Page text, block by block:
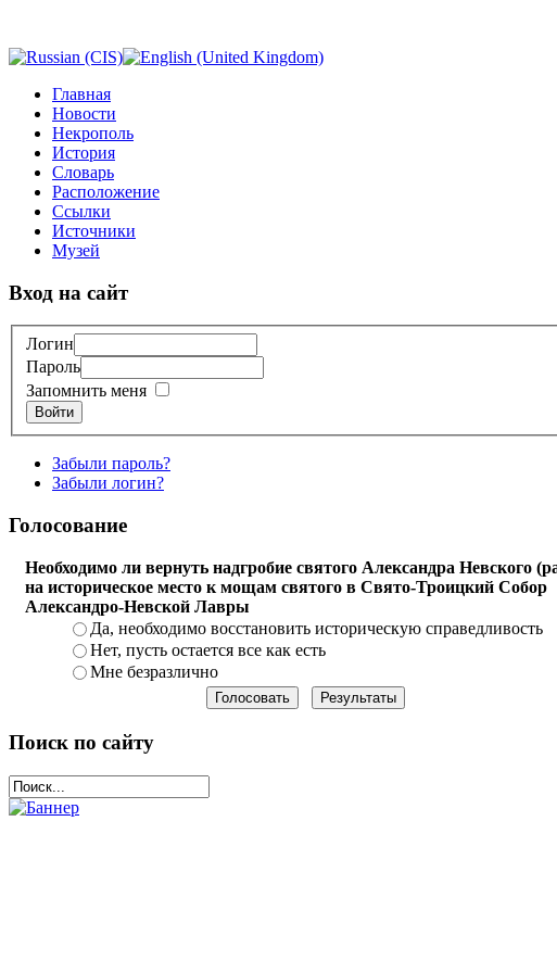
Главная
Новости
Некрополь
История
Словарь
Расположение
Ссылки
Источники
Музей
Вход на сайт
Логин
Пароль
Запомнить меня
Войти
Забыли пароль?
Забыли логин?
Голосование
Необходимо ли вернуть надгробие святого Александра Невского
на историческое место к мощам святого в Свято-Троицкий Собор
Александро-Невской Лавры
Да, необходимо восстановить историческую справедливость
Нет, пусть остается все как есть
Мне безразлично
Поиск по сайту